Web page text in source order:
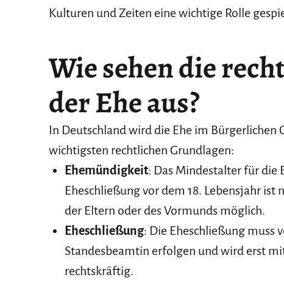
Kulturen und Zeiten eine wichtige Rolle
Wie sehen die
der Ehe aus?
In Deutschland wird die Ehe im Bürgerlichen
wichtigsten rechtlichen Grundlagen:
Ehemündigkeit: Das Mindestalter für die
Eheschließung vor dem 18. Lebensjahr
der Eltern oder des Vormunds möglich.
Eheschließung: Die Eheschließung muss
Standesbeamtin erfolgen und wird erst
rechtskräftig.